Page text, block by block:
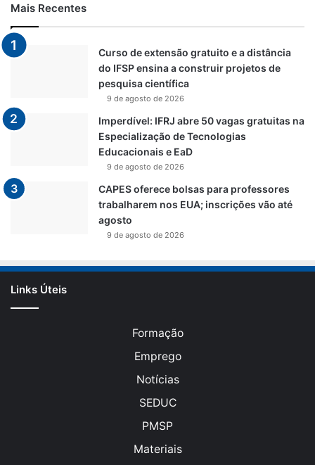
Mais Recentes
Curso de extensão gratuito e a distância
do IFSP ensina a construir projetos de
pesquisa científica
9 de agosto de 2026
Imperdível: IFRJ abre 50 vagas gratuitas na
Especialização de Tecnologias
Educacionais e EaD
9 de agosto de 2026
CAPES oferece bolsas para professores
trabalharem nos EUA; inscrições vão até
agosto
9 de agosto de 2026
Links Úteis
Formação
Emprego
Notícias
SEDUC
PMSP
Materiais